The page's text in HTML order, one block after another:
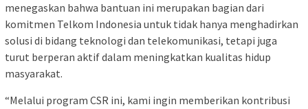
menegaskan bahwa bantuan ini merupakan bagian dari
komitmen Telkom Indonesia untuk tidak hanya menghadirkan
solusi di bidang teknologi dan telekomunikasi, tetapi juga
turut berperan aktif dalam meningkatkan kualitas hidup
masyarakat.
“Melalui program CSR ini, kami ingin memberikan kontribusi